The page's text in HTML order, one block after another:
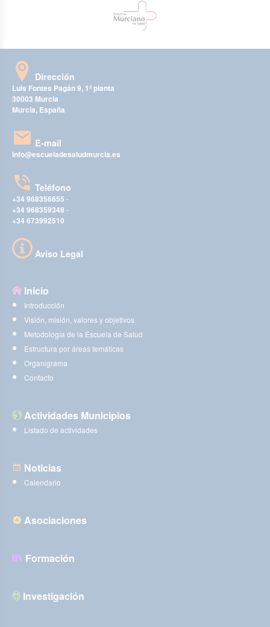
Dirección
Luis Fontes Pagán 9, 1ª planta
30003 Murcia
Murcia, España
E-mail
info@escueladesaludmurcia.es
Teléfono
+34 968356655 -
+34 968359348 -
+34 673992510
Aviso Legal
Inicio
Introducción
Visión, misión, valores y objetivos
Metodología de la Escuela de Salud
Estructura por áreas temáticas
Organigrama
Contacto
Actividades Municipios
Listado de actividades
Noticias
Calendario
Asociaciones
Formación
Investigación